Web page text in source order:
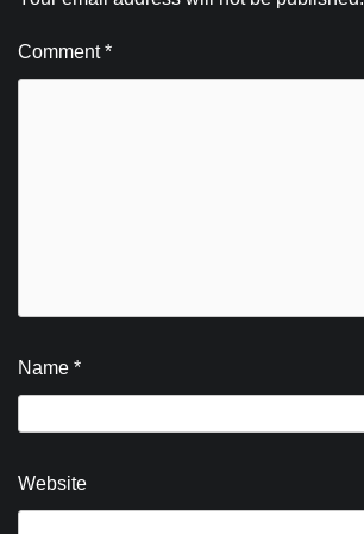
Comment*
Name *
Website